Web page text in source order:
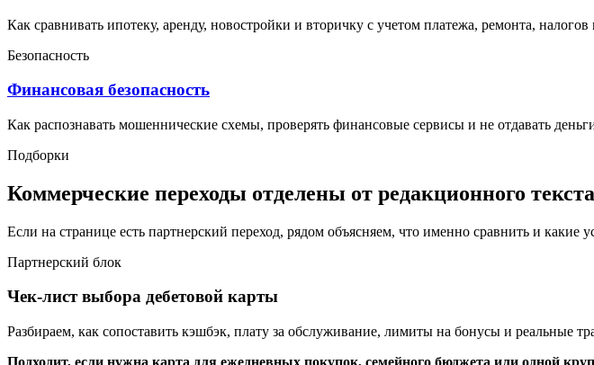
Как сравнивать ипотеку, аренду, новостройки и вторичку с учетом платежа, ремонта, налогов
Безопасность
Финансовая безопасность
Как распознавать мошеннические схемы, проверять финансовые сервисы и не отдавать
Подборки
Коммерческие переходы отделены от редакционного текста
Если на странице есть партнерский переход, рядом объясняем, что именно сравнить и какие
Партнерский блок
Чек-лист выбора дебетовой карты
Разбираем, как сопоставить кэшбэк, плату за обслуживание, лимиты на бонусы и реальные